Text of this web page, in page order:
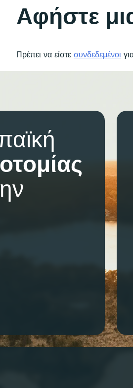
Αφήστε
Πρέπει να είστε συνδεδεμένοι